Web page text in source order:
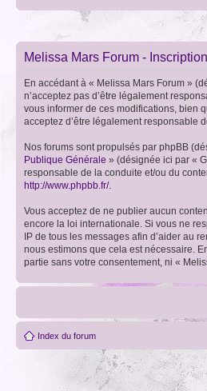
Melissa Mars Forum - Inscription
En accédant à « Melissa Mars Forum »
n’acceptez pas d’être légalement
vous informer de ces modifications, bien
acceptez d’être légalement responsable
Nos forums sont propulsés par phpBB
Publique Générale » (désignée ici par «
responsable de la conduite et/ou du
http://www.phpbb.fr/.
Vous acceptez de ne publier aucun
encore la loi internationale. Si vous ne
IP de tous les messages afin d’aider au
nous estimons que cela est nécessaire.
partie sans votre consentement, ni «
Index du forum